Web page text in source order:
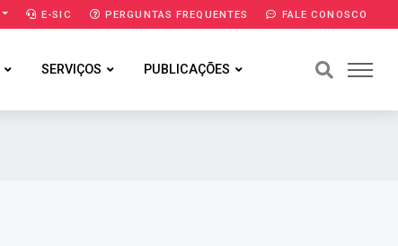
E-SIC PERGUNTAS FREQUENTES FALE CONOSCO
SERVIÇOS PUBLICAÇÕES